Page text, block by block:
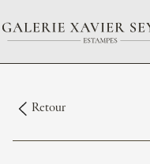
Retour